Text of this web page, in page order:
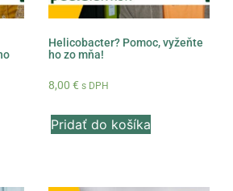
Helicobacter? Pomoc, vyžeňte
ho zo mňa!
8,00 € s DPH
Pridať do košíka